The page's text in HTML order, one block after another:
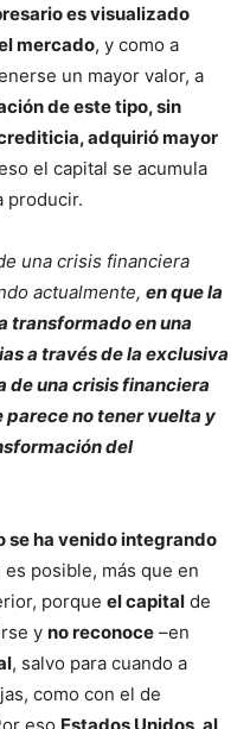
es visualizado
mercado, y como a
un mayor valor, a
de este tipo, sin
adquirió mayor
el capital se acumula
producir.
una crisis financiera
actualmente, en que la
transformado en una
a través de la exclusiva
de una crisis financiera
no tener vuelta y
del
se ha venido integrando
es posible, más que en
porque el capital de
y no reconoce –en
, salvo para cuando a
como con el de
eso Estados Unidos, al